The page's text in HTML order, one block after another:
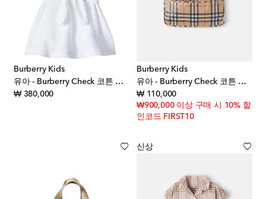
Burberry Kids
유아 - Burberry Check 코튼 폴로 드레스
₩ 380,000original price
Burberry Kids
유아 - Burberry Check 코튼 턱받이
₩ 110,000original price
₩900,000 이상 구매 시 10% 할
인코드 FIRST10
신상